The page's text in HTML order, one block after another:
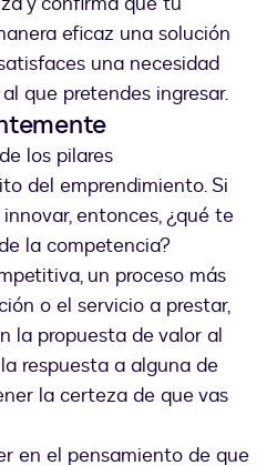
eficaz una solución
una necesidad
que pretendes ingresar.
los pilares
del emprendimiento. Si
entonces, ¿qué te
la competencia?
un proceso más
o el servicio a prestar,
la propuesta de valor al
respuesta a alguna de
la certeza de que vas
en el pensamiento de que